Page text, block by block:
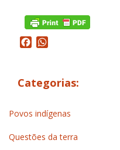
Facebook
Categorias:
Povos indígenas
Questões da terra